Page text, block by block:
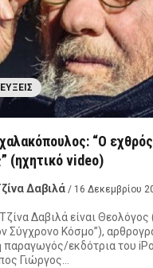
“Ο
(ηχητικό video)
Δαβιλά / 16 Δεκεμβρίου
Δαβιλά είναι Θεολόγος
Σύγχρονο Κόσμο”),
εκδότρια του
Γιώργος…